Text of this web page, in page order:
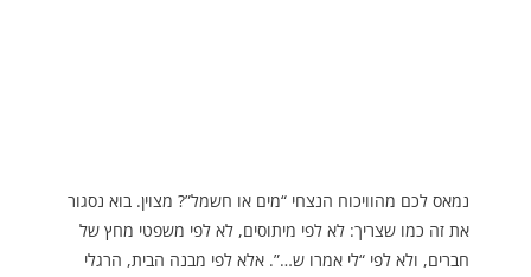
נמאס לכם מהוויכוח הנצחי “מים או חשמל”? מצוין. בוא נסגור
את זה כמו שצריך: לא לפי מיתוסים, לא לפי משפטי מחץ של
חברים, ולא לפי “לי אמרו ש…”. אלא לפי מבנה הבית, הרגלי